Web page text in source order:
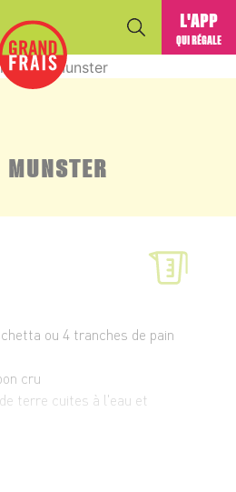
L'APP
QUI RÉGALE
ou 4 tranches de pain
cru
terre cuites à l'eau et